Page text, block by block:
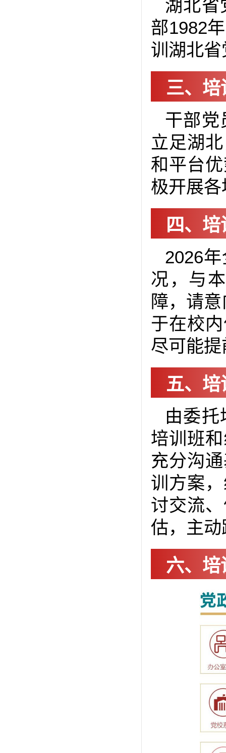
湖北省
部1982
训湖北
三、培
干部党
立足湖
和平台
极开展
四、培
2026
况，与
障，请
于在校
尽可能
五、培
由委
培训班
充分沟
训方案
讨交流
估，主
六、培